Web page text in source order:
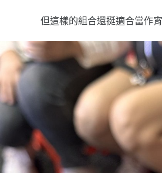
但這樣的組合還挺適合當作宵